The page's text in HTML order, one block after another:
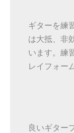
ギターを練
は大抵、非
います。練
レイフォー
良いギター